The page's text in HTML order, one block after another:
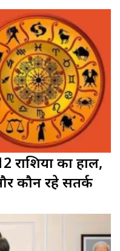
राशियों का हाल,
कौन रहे सतर्क